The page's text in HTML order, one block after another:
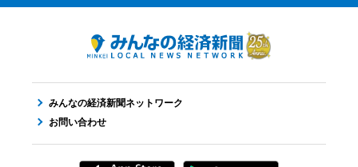
みんなの経済新聞ネットワーク
お問い合わせ